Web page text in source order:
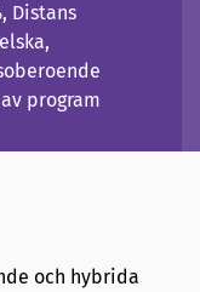
Distans
program
och hybrida